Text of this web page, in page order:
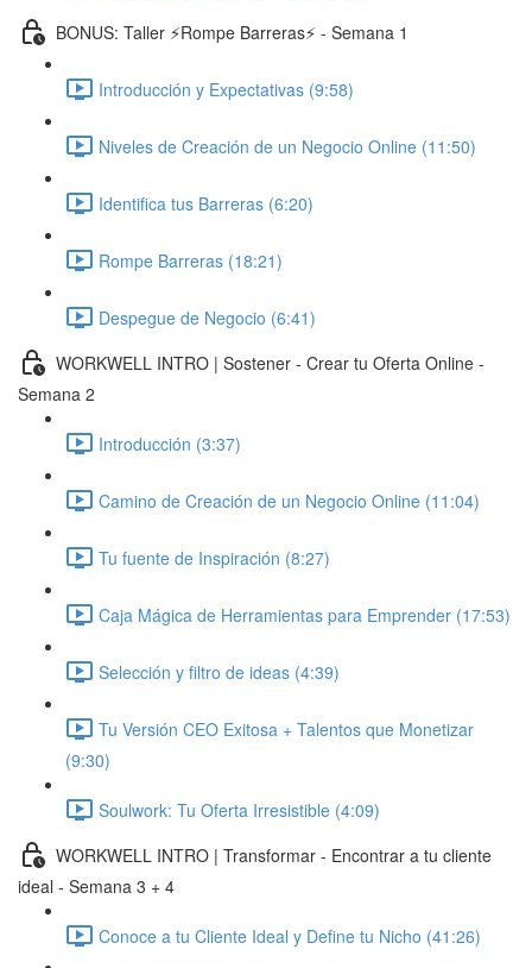
BONUS: Taller ⚡️Rompe Barreras⚡️ - Semana 1
Introducción y Expectativas (9:58)
Niveles de Creación de un Negocio Online (11:50)
Identifica tus Barreras (6:20)
Rompe Barreras (18:21)
Despegue de Negocio (6:41)
WORKWELL INTRO | Sostener - Crear tu Oferta Online -
Semana 2
Introducción (3:37)
Camino de Creación de un Negocio Online (11:04)
Tu fuente de Inspiración (8:27)
Caja Mágica de Herramientas para Emprender (17:53)
Selección y filtro de ideas (4:39)
Tu Versión CEO Exitosa + Talentos que Monetizar
(9:30)
Soulwork: Tu Oferta Irresistible (4:09)
WORKWELL INTRO | Transformar - Encontrar a tu cliente
ideal - Semana 3 + 4
Conoce a tu Cliente Ideal y Define tu Nicho (41:26)